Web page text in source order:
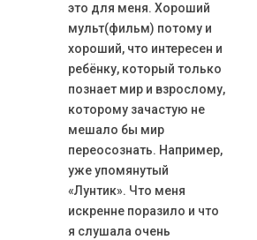
это для меня. Хороший
мульт(фильм) потому и
хороший, что интересен и
ребёнку, который только
познает мир и взрослому,
которому зачастую не
мешало бы мир
переосознать. Например,
уже упомянутый
«Лунтик». Что меня
искренне поразило и что
я слушала очень